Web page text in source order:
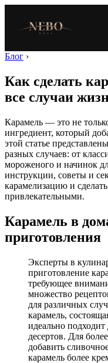
Блог ›
Как сделать
все случаи
Карамель — это не
ингредиент, который
этой статье
разных случаев: от
мороженого и начинок
инструкции, советы и
карамелизацию и
привлекательными.
Карамель в
приготовления
Эксперты в
приготовление
требующее
множество
для различных
карамель,
идеально подходит
десертов. Для
добавить
карамель более